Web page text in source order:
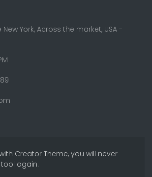
New York, Across the market, USA -
Creator Theme, you will never
again.